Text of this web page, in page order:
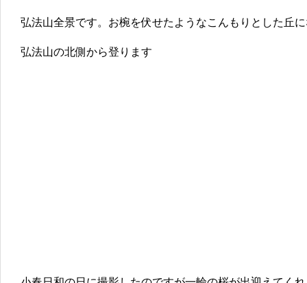
弘法山全景です。お椀を伏せたようなこんもりとした丘
弘法山の北側から登ります